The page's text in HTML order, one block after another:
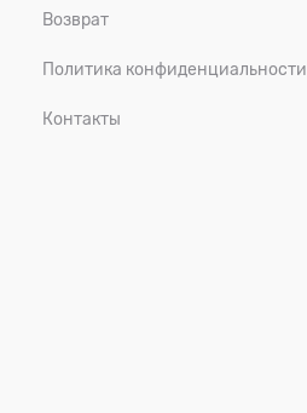
Возврат
Политика конфиденциальности
Контакты